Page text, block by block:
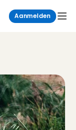
Aanmelden